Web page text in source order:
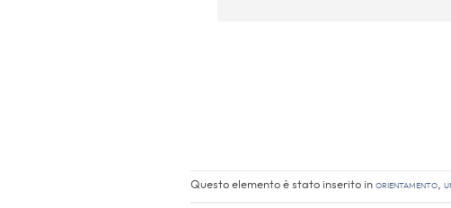
Questo elemento è stato inserito in Orientamento,